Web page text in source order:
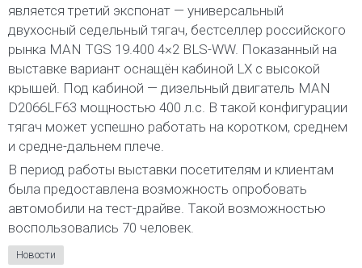
является третий экспонат — универсальный
двухосный седельный тягач, бестселлер российского
рынка MAN TGS 19.400 4×2 BLS-WW. Показанный на
выставке вариант оснащён кабиной LX с высокой
крышей. Под кабиной — дизельный двигатель MAN
D2066LF63 мощностью 400 л.с. В такой конфигурации
тягач может успешно работать на коротком, среднем
и средне-дальнем плече.
В период работы выставки посетителям и клиентам
была предоставлена возможность опробовать
автомобили на тест-драйве. Такой возможностью
воспользовались 70 человек.
Новости